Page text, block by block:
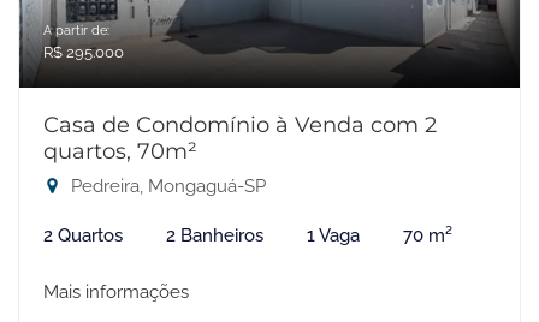
A partir de:
R$ 295.000
Casa de Condomínio à Venda com 2
quartos, 70m²
Pedreira, Mongaguá-SP
2 Quartos 2 Banheiros 1 Vaga 70 m²
Mais informações